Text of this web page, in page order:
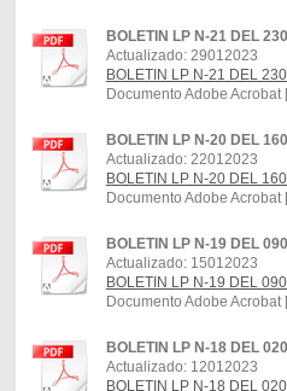
BOLETIN LP N-21 DEL
Actualizado: 29012023
BOLETIN LP N-21 DEL
Documento Adobe Acrobat
BOLETIN LP N-20 DEL
Actualizado: 22012023
BOLETIN LP N-20 DEL
Documento Adobe Acrobat
BOLETIN LP N-19 DEL
Actualizado: 15012023
BOLETIN LP N-19 DEL
Documento Adobe Acrobat
BOLETIN LP N-18 DEL
Actualizado: 12012023
BOLETIN LP N-18 DEL